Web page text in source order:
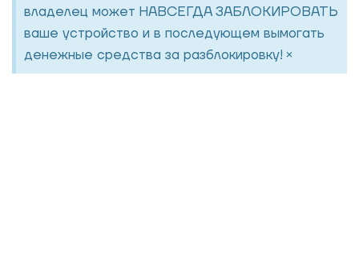
владелец может НАВСЕГДА ЗАБЛОКИРОВАТЬ
ваше устройство и в последующем вымогать
денежные средства за разблокировку! ×